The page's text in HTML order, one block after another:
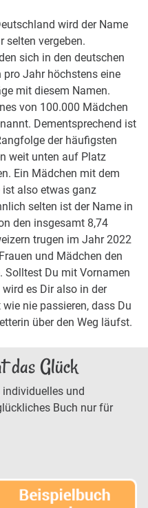
wird der Name
selten vergeben.
sich in den deutschen
pro Jahr höchstens eine
mit diesem Namen.
von 100.000 Mädchen
Dementsprechend ist
der häufigsten
weit unten auf Platz
Ein Mädchen mit dem
ist also etwas ganz
selten ist der Name in
den insgesamt 8,74
trugen im Jahr 2022
und Mädchen den
. Solltest Du mit Vornamen
wird es Dir also in der
nie passieren, dass Du
über den Weg läufst.
das Glück
individuelles und
Buch nur für